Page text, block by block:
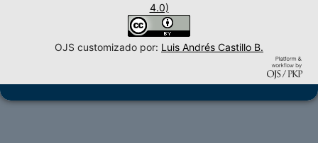
4.0)
OJS customizado por: Luis Andrés Castillo B.